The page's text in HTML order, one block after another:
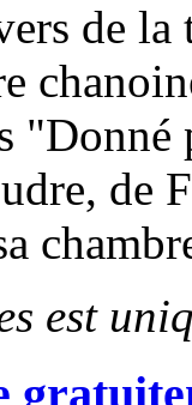
de
"Donné
de
est